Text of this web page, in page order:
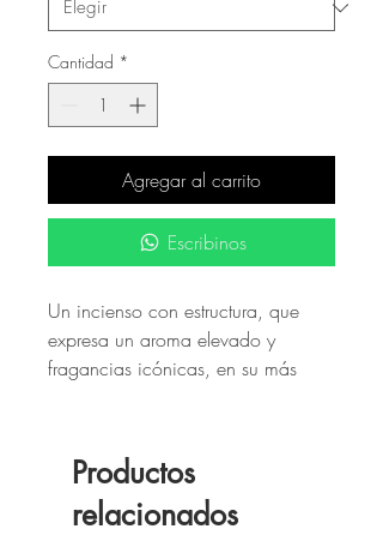
Cantidad *
Agregar al carrito
Escribinos
Un incienso con estructura, que
expresa un aroma elevado y
fragancias icónicas, en su más
naturales son los componentes de
este Incienso de calidad premium,
que promete un perfume definido e
Productos
relacionados